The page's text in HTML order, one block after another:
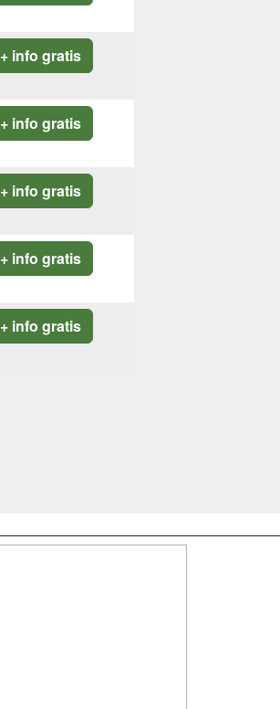
+ info gratis
+ info gratis
+ info gratis
+ info gratis
+ info gratis